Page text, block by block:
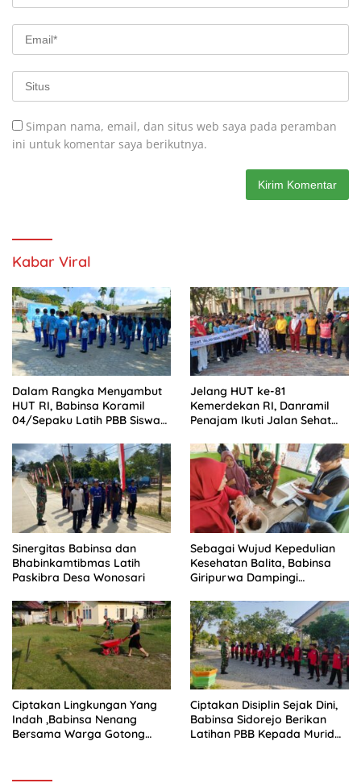
Simpan nama, email, dan situs web saya pada peramban
ini untuk komentar saya berikutnya.
Kabar Viral
Dalam Rangka Menyambut
HUT RI, Babinsa Koramil
04/Sepaku Latih PBB Siswa
Jelang HUT ke-81
Kemerdekan RI, Danramil
Penajam Ikuti Jalan Sehat
Sinergitas Babinsa dan
Bhabinkamtibmas Latih
Paskibra Desa Wonosari
Sebagai Wujud Kepedulian
Kesehatan Balita, Babinsa
Giripurwa Dampingi
Ciptakan Lingkungan Yang
Indah ,Babinsa Nenang
Bersama Warga Gotong
Ciptakan Disiplin Sejak Dini,
Babinsa Sidorejo Berikan
Latihan PBB Kepada Murid